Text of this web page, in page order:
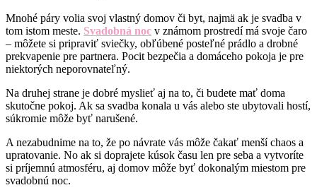
Mnohé páry volia svoj vlastný domov či byt, najmä ak je svadba v
tom istom meste. Svadobná noc v známom prostredí má svoje čaro
– môžete si pripraviť sviečky, obľúbené posteľné prádlo a drobné
prekvapenie pre partnera. Pocit bezpečia a domáceho pokoja je pre
niektorých neporovnateľný.
Na druhej strane je dobré myslieť aj na to, či budete mať doma
skutočne pokoj. Ak sa svadba konala u vás alebo ste ubytovali hostí,
súkromie môže byť narušené.
A nezabudnime na to, že po návrate vás môže čakať menší chaos a
upratovanie. No ak si doprajete kúsok času len pre seba a vytvoríte
si príjemnú atmosféru, aj domov môže byť dokonalým miestom pre
svadobnú noc.